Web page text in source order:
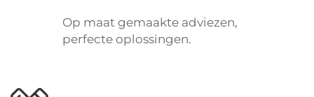
Op maat gemaakte adviezen,
perfecte oplossingen.